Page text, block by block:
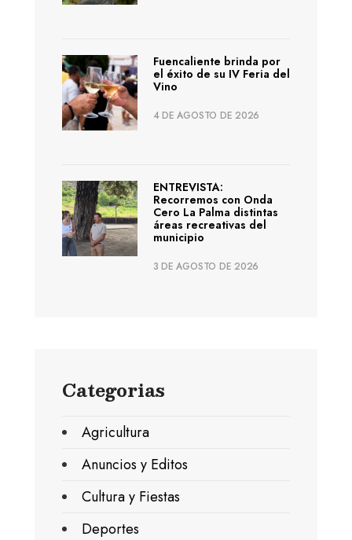
Fuencaliente brinda por
el éxito de su IV Feria del
Vino
4 DE AGOSTO DE 2026
ENTREVISTA:
Recorremos con Onda
Cero La Palma distintas
áreas recreativas del
municipio
3 DE AGOSTO DE 2026
Categorias
Agricultura
Anuncios y Editos
Cultura y Fiestas
Deportes